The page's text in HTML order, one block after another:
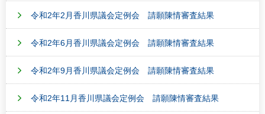
令和2年2月香川県議会定例会 請願陳情審査結果
令和2年6月香川県議会定例会 請願陳情審査結果
令和2年9月香川県議会定例会 請願陳情審査結果
令和2年11月香川県議会定例会 請願陳情審査結果